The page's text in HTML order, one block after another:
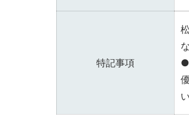
特記事項
●